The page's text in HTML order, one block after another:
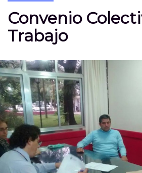
Convenio
Trabajo